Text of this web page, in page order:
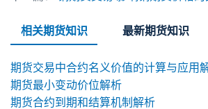
相关期货知识 最新期货知识
期货交易中合约名义价值的计算与应用
期货最小变动价位解析
期货合约到期和结算机制解析